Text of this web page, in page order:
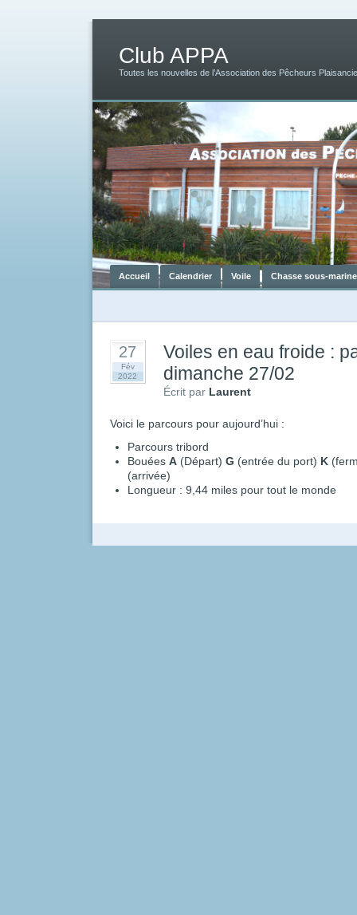
Club APPA
Toutes les nouvelles de l’Association des Pêcheurs
Accueil Calendrier Voile Chasse sous-marine
27
Fév
2022
Voiles en eau froide :
dimanche 27/02
Écrit par Laurent
Voici le parcours pour aujourd’hui :
Parcours tribord
Bouées A (Départ) G (entrée du port) K
(arrivée)
Longueur : 9,44 miles pour tout le monde